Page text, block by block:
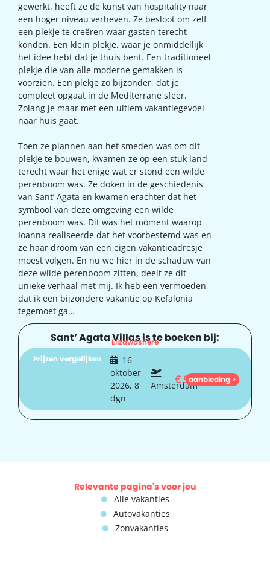
gewerkt, heeft ze de kunst van hospitality naar
een hoger niveau verheven. Ze besloot om zelf
een plekje te creëren waar gasten terecht
konden. Een klein plekje, waar je onmiddellijk
het idee hebt dat je thuis bent. Een traditioneel
plekje die van alle moderne gemakken is
voorzien. Een plekje zo bijzonder, dat je
compleet opgaat in de Mediterrane sfeer.
Zolang je maar met een ultiem vakantiegevoel
naar huis gaat.
Toen ze plannen aan het smeden was om dit
plekje te bouwen, kwamen ze op een stuk land
terecht waar het enige wat er stond een wilde
perenboom was. Ze doken in de geschiedenis
van Sant’ Agata en kwamen erachter dat het
symbool van deze omgeving een wilde
perenboom was. Dit was het moment waarop
Ioanna realiseerde dat het voorbestemd was en
ze haar droom van een eigen vakantieadresje
moest volgen. En nu we hier in de schaduw van
deze wilde perenboom zitten, deelt ze dit
unieke verhaal met mij. Ik heb een vermoeden
dat ik een bijzondere vakantie op Kefalonia
tegemoet ga…
Sant’ Agata Villas is te boeken bij:
Elizawashere
Prijzen vergelijken
16
oktober
2026, 8
dgn
Amsterdam
€906
aanbieding >
Relevante pagina's voor jou
Alle vakanties
Autovakanties
Zonvakanties